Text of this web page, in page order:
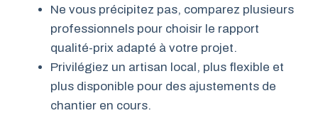
Ne vous précipitez pas, comparez plusieurs
professionnels pour choisir le rapport
qualité-prix adapté à votre projet.
Privilégiez un artisan local, plus flexible et
plus disponible pour des ajustements de
chantier en cours.